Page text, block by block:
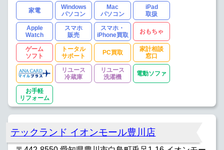
家電
Windows
パソコン
Mac
パソコン
iPad
取扱
Apple
Watch
スマホ
販売
スマホ・
iPhone買取
おもちゃ
ゲーム
ソフト
トータル
サポート
PC買取
家計相談
窓口
リユース
冷蔵庫
リユース
洗濯機
電動ソファ
お手軽
リフォーム
テックランド イオンモール豊川店